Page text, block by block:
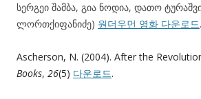
სერგეი შამბა, გია ნოდია, დათო
ლორთქიფანიძე) 원더우먼 영화 다운로드.
Ascherson, N. (2004). After the
Books, 26(5) 다운로드.